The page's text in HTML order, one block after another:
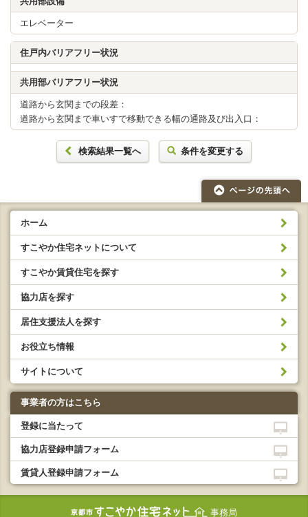
エレベーター
住戸内バリアフリー状況
共用部バリアフリー状況
道路から玄関までの段差：
道路から玄関まで車いすで移動できる幅の通路及び出入口：
検索結果一覧へ 条件を変更する
ホーム
すこやか住宅ネットについて
すこやか賃貸住宅を探す
協力店を探す
居住支援法人を探す
お役立ち情報
サイトについて
事業者の方はこちら
登録に当たって
協力店登録申請フォーム
賃貸人登録申請フォーム
事務局